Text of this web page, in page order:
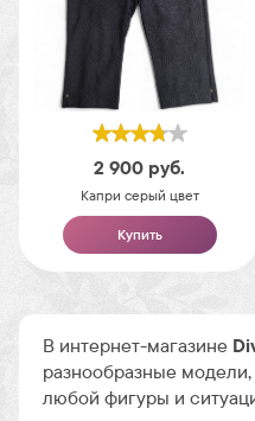
2 900 руб.
Капри серый цвет
Купить
В интернет-магазине
разнообразные
любой фигуры и